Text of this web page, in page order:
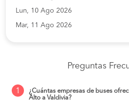
Lun, 10 Ago 2026
Mar, 11 Ago 2026
Preguntas
1
¿Cuántas empresas de buses
Alto a Valdivia?